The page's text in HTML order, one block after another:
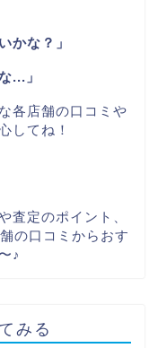
かな？」
...」
各店舗の口コミや
してね！
査定のポイント、
の口コミからおす
♪
みる